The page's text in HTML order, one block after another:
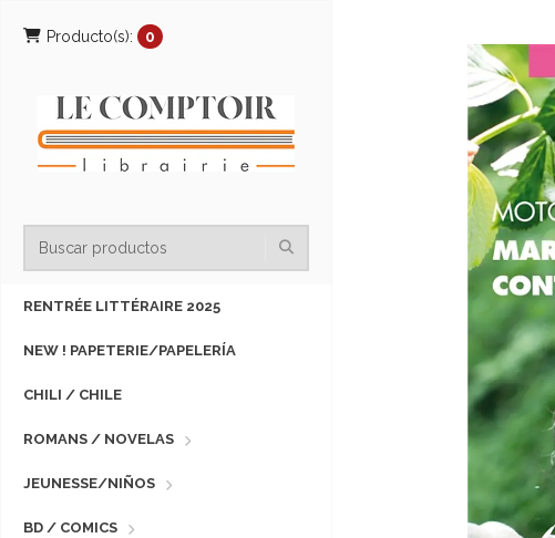
Producto(s): 0
RENTRÉE LITTÉRAIRE 2025
NEW ! PAPETERIE/PAPELERÍA
CHILI / CHILE
ROMANS / NOVELAS
JEUNESSE/NIÑOS
BD / COMICS